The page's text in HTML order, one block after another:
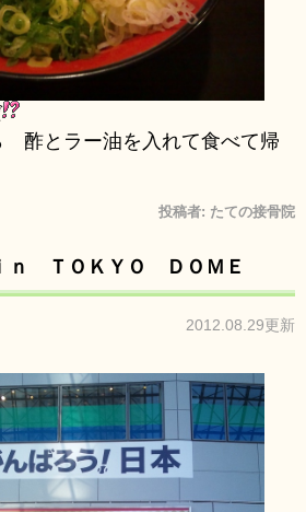
酢とラー油を入れて食べて帰
投稿者: たての接骨院
ｎ ＴＯＫＹＯ ＤＯＭＥ
2012.08.29更新